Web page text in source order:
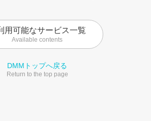
用可能なサービス一覧
Available contents
DMMトップへ戻る
Return to the top page